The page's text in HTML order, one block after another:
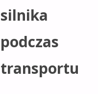
silnika
podczas
transportu